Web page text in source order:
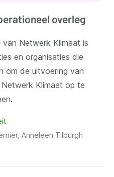
overleg
Netwerk Klimaat is
en organisaties die
om de uitvoering van
Klimaat op te
Anneleen Tilburgh